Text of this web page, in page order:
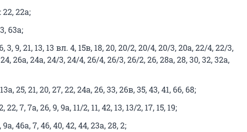
22а;
63а;
9, 21, 13, 13 вл. 4, 15в, 18, 20, 20/2, 20/4, 20/3, 20а, 22/4, 22/3,
26а, 24а, 24/3, 24/4, 26/4, 26/3, 26/2, 26, 28а, 28, 30, 32, 32а,
25, 21, 20, 27, 22, 24а, 26, 33, 26в, 35, 43, 41, 66, 68;
7, 7а, 26, 9, 9а, 11/2, 11, 42, 13, 13/2, 17, 15, 19;
46а, 7, 46, 40, 42, 44, 23а, 28, 2;